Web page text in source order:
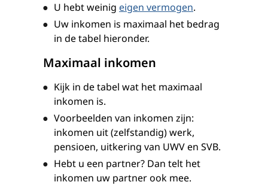
U hebt weinig eigen vermogen.
Uw inkomen is maximaal het bedrag
in de tabel hieronder.
Maximaal inkomen
Kijk in de tabel wat het maximaal
inkomen is.
Voorbeelden van inkomen zijn:
inkomen uit (zelfstandig) werk,
pensioen, uitkering van UWV en SVB.
Hebt u een partner? Dan telt het
inkomen uw partner ook mee.